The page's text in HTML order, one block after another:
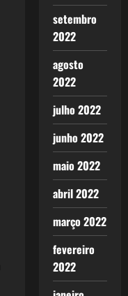
setembro
2022
agosto
2022
julho 2022
junho 2022
maio 2022
abril 2022
março 2022
fevereiro
2022